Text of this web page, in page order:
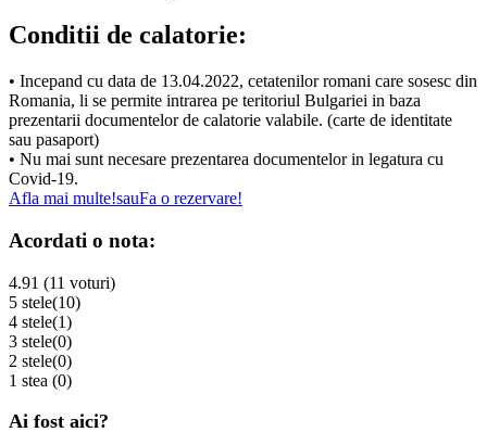
Conditii de calatorie:
• Incepand cu data de 13.04.2022, cetatenilor romani care sosesc din
Romania, li se permite intrarea pe teritoriul Bulgariei in baza
prezentarii documentelor de calatorie valabile. (carte de identitate
sau pasaport)
• Nu mai sunt necesare prezentarea documentelor in legatura cu
Covid-19.
Afla mai multe!sauFa o rezervare!
Acordati o nota:
4.91 (11 voturi)
5 stele(10)
4 stele(1)
3 stele(0)
2 stele(0)
1 stea (0)
Ai fost aici?